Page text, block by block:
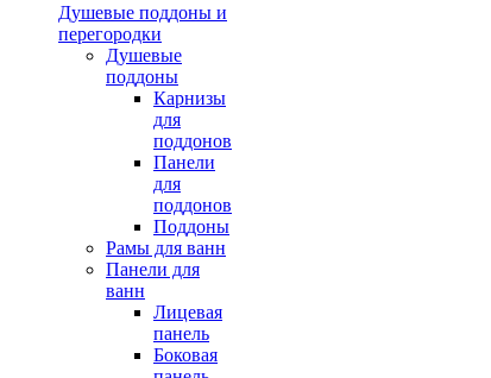
Душевые поддоны и
перегородки
Душевые
поддоны
Карнизы
для
поддонов
Панели
для
поддонов
Поддоны
Рамы для ванн
Панели для
ванн
Лицевая
панель
Боковая